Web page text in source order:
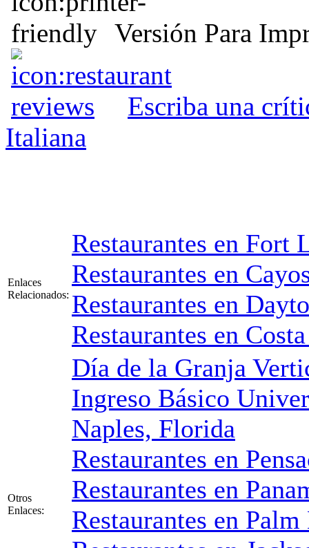
Versión Para
Escriba una
Italiana
Enlaces
Relacionados:
Restaurantes en Fort
Restaurantes en
Restaurantes en
Restaurantes en
Otros
Enlaces:
Día de la Granja
Ingreso Básico
Naples, Florida
Restaurantes en
Restaurantes en
Restaurantes en Palm